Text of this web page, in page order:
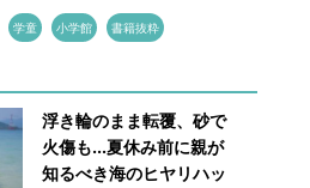
学童 小学館 書籍抜粋
浮き輪のまま転覆、砂で
火傷も...夏休み前に親が
知るべき海のヒヤリハッ